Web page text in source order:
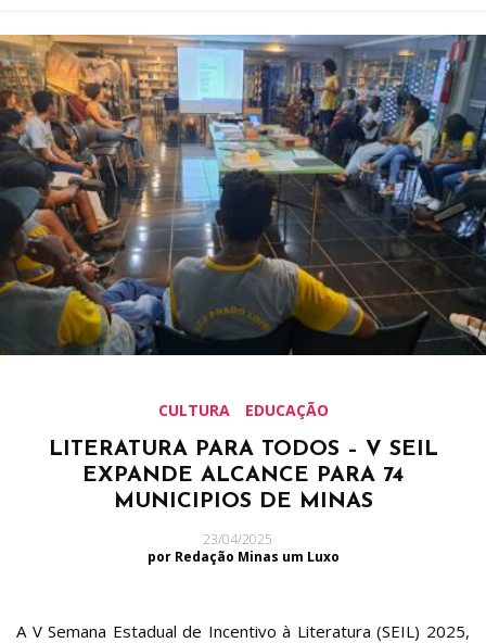
CULTURA EDUCAÇÃO
LITERATURA PARA TODOS – V SEIL
EXPANDE ALCANCE PARA 74
MUNICIPIOS DE MINAS
23/04/2025
por Redação Minas um Luxo
A V Semana Estadual de Incentivo à Literatura (SEIL) 2025,